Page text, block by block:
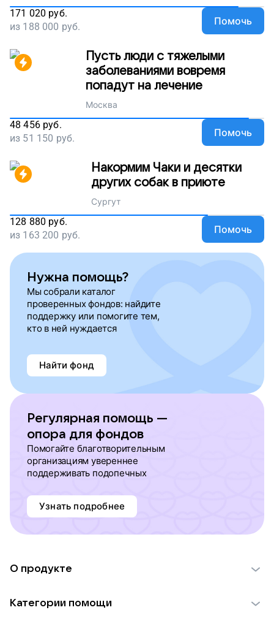
171 020 руб.
из 188 000 руб. Помочь
Пусть люди с тяжелыми
заболеваниями вовремя
попадут на лечение
Москва
48 456 руб.
из 51 150 руб. Помочь
Накормим Чаки и десятки
других собак в приюте
Сургут
128 880 руб.
из 163 200 руб. Помочь
Нужна помощь?
Мы собрали каталог
проверенных фондов: найдите
поддержку или помогите тем,
кто в ней нуждается
Найти фонд
Регулярная помощь —
опора для фондов
Помогайте благотворительным
организациям увереннее
поддерживать подопечных
Узнать подробнее
О продукте
Категории помощи